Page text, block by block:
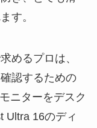
す。
めるプロは、
認するための
ニターをデスク
Ultra 16のディ